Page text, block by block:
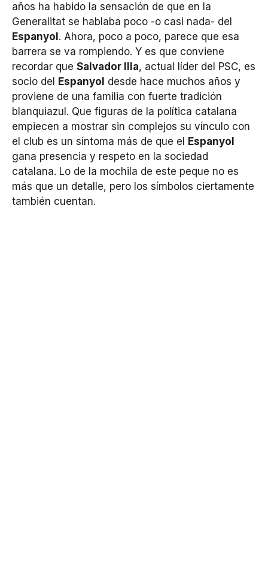
años ha habido la sensación de que en la
Generalitat se hablaba poco -o casi nada- del
Espanyol . Ahora, poco a poco, parece que esa
barrera se va rompiendo. Y es que conviene
recordar que Salvador Illa, actual líder del PSC, es
socio del
Espanyol desde hace muchos años y
proviene de una familia con fuerte tradición
blanquiazul. Que figuras de la política catalana
empiecen a mostrar sin complejos su vínculo con
el club es un síntoma más de que el
Espanyol
gana presencia y respeto en la sociedad
catalana. Lo de la mochila de este peque no es
más que un detalle, pero los símbolos ciertamente
también cuentan.